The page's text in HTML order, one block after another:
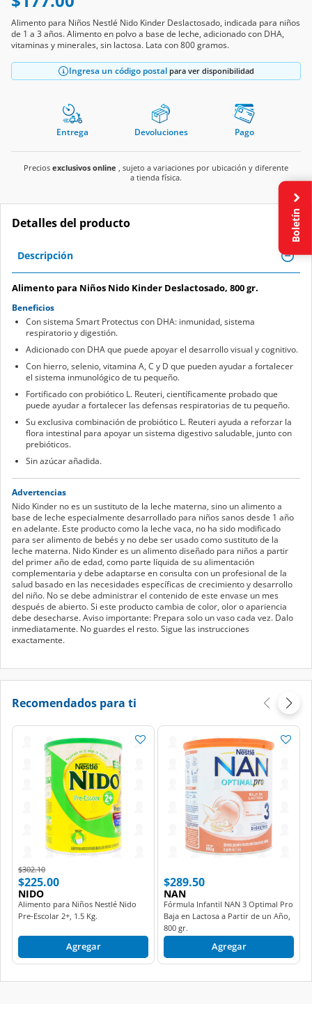
Alimento para Niños Nestlé Nido Kinder Deslactosado, indicada para niños
de 1 a 3 años. Alimento en polvo a base de leche, adicionado con DHA,
vitaminas y minerales, sin lactosa. Lata con 800 gramos.
Ingresa un código postal para ver disponibilidad
Entrega Devoluciones Pago
Precios exclusivos online , sujeto a variaciones por ubicación y diferente
a tienda física.
Detalles del producto
Descripción
Alimento para Niños Nido Kinder Deslactosado, 800 gr.
Beneficios
Con sistema Smart Protectus con DHA: inmunidad, sistema
respiratorio y digestión.
Adicionado con DHA que puede apoyar el desarrollo visual y cognitivo.
Con hierro, selenio, vitamina A, C y D que pueden ayudar a fortalecer
el sistema inmunológico de tu pequeño.
Fortificado con probiótico L. Reuteri, científicamente probado que
puede ayudar a fortalecer las defensas respiratorias de tu pequeño.
Su exclusiva combinación de probiótico L. Reuteri ayuda a reforzar la
flora intestinal para apoyar un sistema digestivo saludable, junto con
prebióticos.
Sin azúcar añadida.
Advertencias
Nido Kinder no es un sustituto de la leche materna, sino un alimento a
base de leche especialmente desarrollado para niños sanos desde 1 año
en adelante. Este producto como la leche vaca, no ha sido modificado
para ser alimento de bebés y no debe ser usado como sustituto de la
leche materna. Nido Kinder es un alimento diseñado para niños a partir
del primer año de edad, como parte líquida de su alimentación
complementaria y debe adaptarse en consulta con un profesional de la
salud basado en las necesidades específicas de crecimiento y desarrollo
del niño. No se debe administrar el contenido de este envase un mes
después de abierto. Si este producto cambia de color, olor o apariencia
debe desecharse. Aviso importante: Prepara solo un vaso cada vez. Dalo
inmediatamente. No guardes el resto. Sigue las instrucciones
exactamente.
Recomendados para ti
Price reduced from
$302.10to
$225.00
NIDO
Alimento para Niños Nestlé Nido
Pre-Escolar 2+, 1.5 Kg.
Agregar
$289.50
NAN
Fórmula Infantil NAN 3 Optimal Pro
Baja en Lactosa a Partir de un Año,
800 gr.
Agregar
Boletín